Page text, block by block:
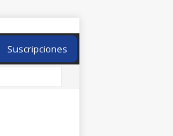
Suscripciones